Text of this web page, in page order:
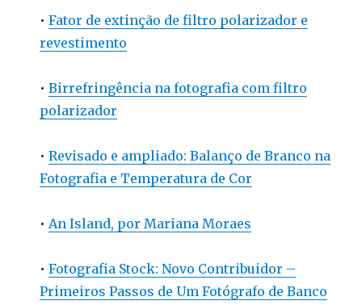
•Fator de extinção de filtro polarizador e
revestimento
•Birrefringência na fotografia com filtro
polarizador
•Revisado e ampliado: Balanço de Branco na
Fotografia e Temperatura de Cor
•An Island, por Mariana Moraes
•Fotografia Stock: Novo Contribuidor –
Primeiros Passos de Um Fotógrafo de Banco